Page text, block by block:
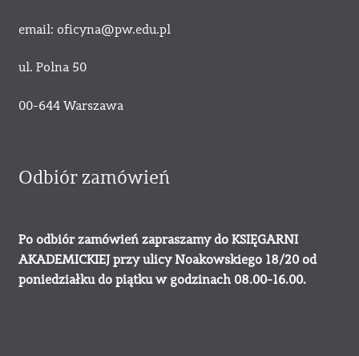
email: oficyna@pw.edu.pl
ul. Polna 50
00-644 Warszawa
Odbiór zamówień
Po odbiór zamówień zapraszamy do KSIĘGARNI
AKADEMICKIEJ przy ulicy Noakowskiego 18/20 od
poniedziałku do piątku w godzinach 08.00-16.00.